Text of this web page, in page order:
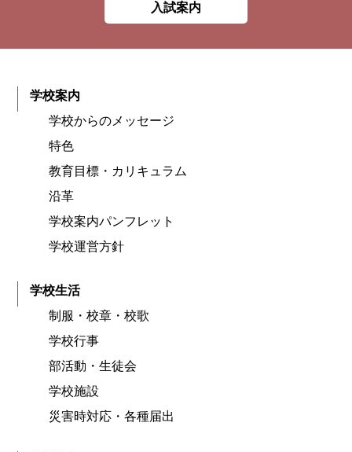
入試案内
学校案内
学校からのメッセージ
特色
教育目標・カリキュラム
沿革
学校案内パンフレット
学校運営方針
学校生活
制服・校章・校歌
学校行事
部活動・生徒会
学校施設
災害時対応・各種届出